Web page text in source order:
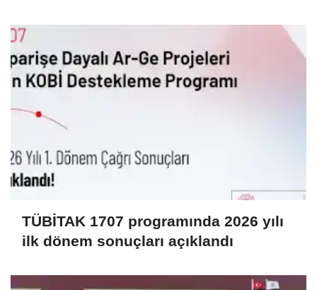
TÜBİTAK 1707 programında 2026 yılı
ilk dönem sonuçları açıklandı